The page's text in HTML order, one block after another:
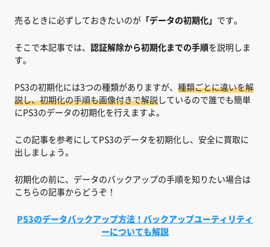
売るときに必ずしておきたいのが 「データの初期化」 です。
そこで本記事では、 認証解除から初期化までの手順を説明しま
す。
PS3の初期化には3つの種類がありますが、 種類ごとに違いを解
説し、初期化の手順も画像付きで解説しているので誰でも簡単
にPS3のデータの初期化を行えますよ。
この記事を参考にしてPS3のデータを初期化し、安全に買取に
出しましょう。
初期化の前に、データのバックアップの手順を知りたい場合は
こちらの記事からどうぞ！
PS3のデータバックアップ方法！バックアップユーティリティ
ーについても解説